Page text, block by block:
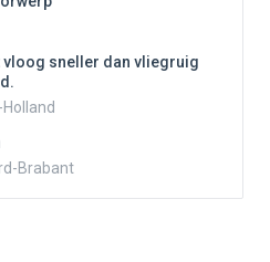
sneller dan vliegruig
Brabant